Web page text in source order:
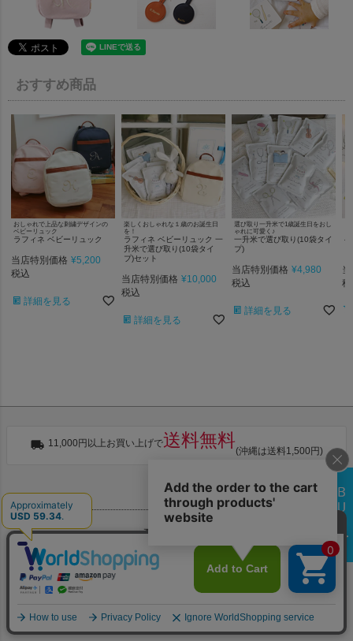
おすすめ商品
おしゃれで上品な刺繍デザインの
ベビーリュック
ラフィネ ベビーリュック
当店特別価格 ¥5,200
税込
詳細を見る
楽しくおしゃれな１歳のお誕生日
を！
ラフィネ ベビーリュック 一
升米で選び取り(10袋タイ
プ)セット
当店特別価格 ¥10,000
税込
詳細を見る
選び取り一升米で1歳誕生日をおし
ゃれに可愛く♪
一升米で選び取り(10袋タイ
プ)
当店特別価格 ¥4,980
税込
詳細を見る
税
11,000円以上お買い上げで送料無料
(沖縄は送料1,500円)
お支払い
配送・送料
返品・交換
お問合せ先